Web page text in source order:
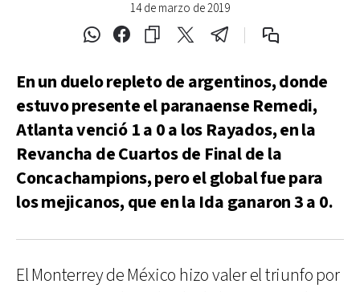
14 de marzo de 2019
En un duelo repleto de argentinos, donde
estuvo presente el paranaense Remedi,
Atlanta venció 1 a 0 a los Rayados, en la
Revancha de Cuartos de Final de la
Concachampions, pero el global fue para
los mejicanos, que en la Ida ganaron 3 a 0.
El Monterrey de México hizo valer el triunfo por